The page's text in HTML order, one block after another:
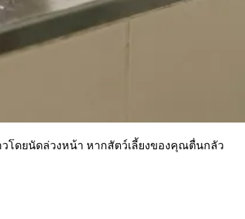
โดยนัดล่วงหน้า หากสัตว์เลี้ยงของคุณตื่นกลัว